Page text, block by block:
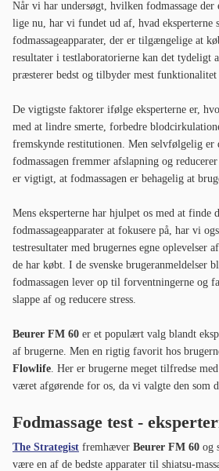
Når vi har undersøgt, hvilken fodmassage der
lige nu, har vi fundet ud af, hvad eksperterne
fodmassageapparater, der er tilgængelige at
resultater i testlaboratorierne kan det tydeligt
præsterer bedst og tilbyder mest funktionalitet
De vigtigste faktorer ifølge eksperterne er,
med at lindre smerte, forbedre
fremskynde restitutionen. Men selvfølgelig er
fodmassagen fremmer afslapning og
er vigtigt, at fodmassagen er behagelig at
Mens eksperterne har hjulpet os med at finde
fodmassageapparater at fokusere på, har vi
testresultater med brugernes egne oplevelser
de har købt. I de svenske brugeranmeldelser
fodmassagen lever op til forventningerne og
slappe af og reducere stress.
Beurer FM 60 er et populært valg blandt
af brugerne. Men en rigtig favorit hos
Flowlife . Her er brugerne meget tilfredse
været afgørende for os, da vi valgte den som
Fodmassage test -
The Strategist fremhæver Beurer FM 60 og
være en af de bedste apparater til shiatsu-